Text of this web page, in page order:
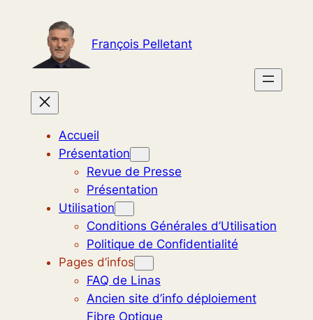
contenu
François Pelletant
Accueil
Présentation
Revue de Presse
Présentation
Utilisation
Conditions Générales d’Utilisation
Politique de Confidentialité
Pages d’infos
FAQ de Linas
Ancien site d’info déploiement
Fibre Optique